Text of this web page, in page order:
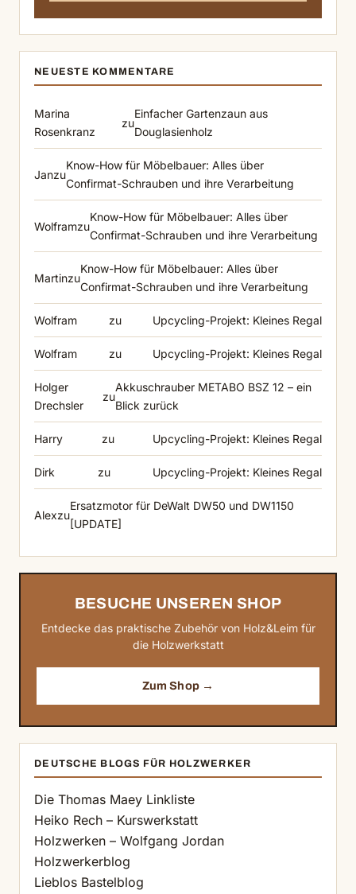
NEUESTE KOMMENTARE
Marina
Rosenkranz
zu
Einfacher Gartenzaun aus
Douglasienholz
Janzu
Know-How für Möbelbauer: Alles über
Confirmat-Schrauben und ihre Verarbeitung
Wolframzu
Know-How für Möbelbauer: Alles über
Confirmat-Schrauben und ihre Verarbeitung
Martinzu
Know-How für Möbelbauer: Alles über
Confirmat-Schrauben und ihre Verarbeitung
Wolfram zu Upcycling-Projekt: Kleines Regal
Wolfram zu Upcycling-Projekt: Kleines Regal
Holger
Drechsler
zu
Akkuschrauber METABO BSZ 12 – ein
Blick zurück
Harry zu Upcycling-Projekt: Kleines Regal
Dirk zu Upcycling-Projekt: Kleines Regal
Alexzu
Ersatzmotor für DeWalt DW50 und DW1150
[UPDATE]
BESUCHE UNSEREN SHOP
Entdecke das praktische Zubehör von Holz&Leim für
die Holzwerkstatt
Zum Shop →
DEUTSCHE BLOGS FÜR HOLZWERKER
Die Thomas Maey Linkliste
Heiko Rech – Kurswerkstatt
Holzwerken – Wolfgang Jordan
Holzwerkerblog
Lieblos Bastelblog